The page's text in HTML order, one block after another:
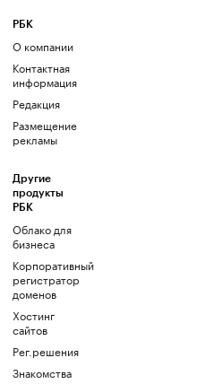
РБК
О компании
Контактная
информация
Редакция
Размещение
рекламы
Другие
продукты
РБК
Облако для
бизнеса
Корпоративный
регистратор
доменов
Хостинг
сайтов
Рег.решения
Знакомства